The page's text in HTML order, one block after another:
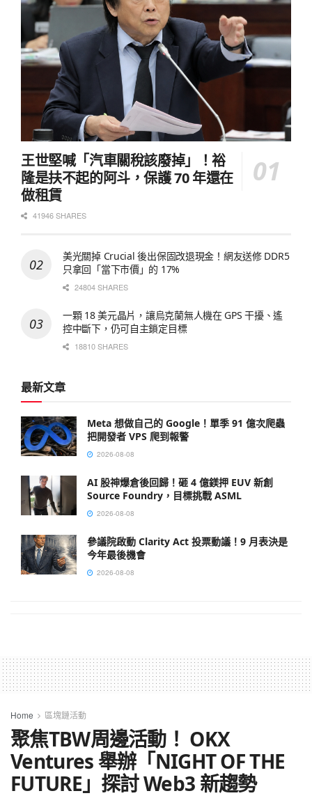
王世堅喊「汽車關稅該廢掉」！裕
隆是扶不起的阿斗，保護 70 年還在
做租賃
41946 SHARES
美光關掉 Crucial 後出保固改退現金！網友送修 DDR5
只拿回「當下市價」的 17%
24804 SHARES
一顆 18 美元晶片，讓烏克蘭無人機在 GPS 干擾、遙
控中斷下，仍可自主鎖定目標
18810 SHARES
最新文章
Meta 想做自己的 Google！單季 91 億次爬蟲
把開發者 VPS 爬到報警
2026-08-08
AI 股神爆倉後回歸！砸 4 億鎂押 EUV 新創
Source Foundry，目標挑戰 ASML
2026-08-08
參議院啟動 Clarity Act 投票動議！9 月表決是
今年最後機會
2026-08-08
Home 區塊鏈活動
聚焦TBW周邊活動！ OKX
Ventures 舉辦「NIGHT OF THE
FUTURE」探討 Web3 新趨勢